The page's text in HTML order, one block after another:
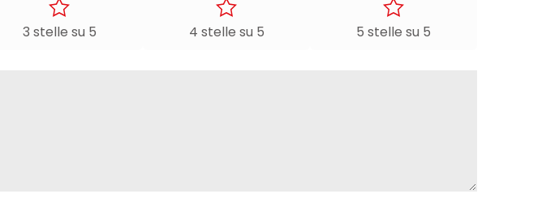
3 stelle su 5 4 stelle su 5 5 stelle su 5